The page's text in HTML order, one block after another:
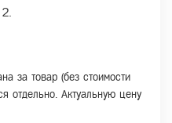
за товар (без стоимости
отдельно. Актуальную цену